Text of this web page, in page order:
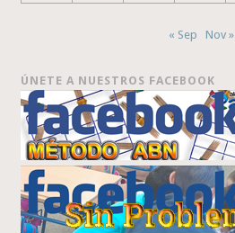
« Sep Nov »
ÚNETE A NUESTROS FACEBOOK